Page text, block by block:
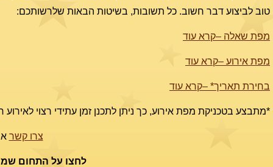
טוב לביצוע דבר חשוב. כל תשובות, בשיטות הבאות שלרשותכם:
מפת שאלה –קרא עוד
מפת אירוע –קרא עוד
בחירת תאריך* –קרא עוד
*מתבצע בטכניקת מפת אירוע, כך ניתן לתכנן זמן עתידי רצוי לאירוע
צרו קשר או
לחצו על התחום